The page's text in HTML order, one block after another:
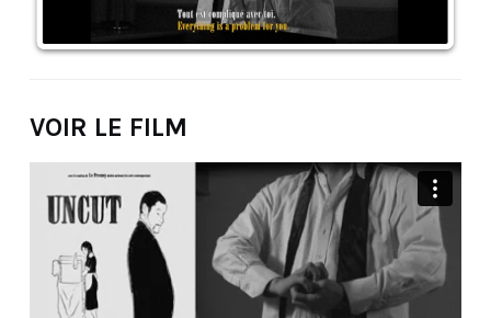
VOIR LE FILM